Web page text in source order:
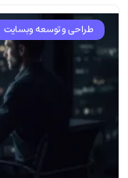
طراحی و توسعه وبسایت